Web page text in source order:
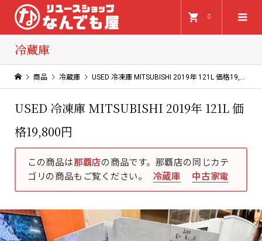
0
冷蔵庫
商品 冷蔵庫 USED 冷凍庫 MITSUBISHI 2019年 121L 価格19,800円
USED 冷凍庫 MITSUBISHI 2019年 121L 価
格19,800円
この商品は那覇店の商品です。那覇店の同じカテ
ゴリの商品もご覧ください。
冷蔵庫 中古家電